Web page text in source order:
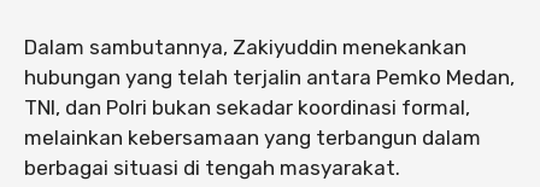
Dalam sambutannya, Zakiyuddin menekankan
hubungan yang telah terjalin antara Pemko Medan,
TNI, dan Polri bukan sekadar koordinasi formal,
melainkan kebersamaan yang terbangun dalam
berbagai situasi di tengah masyarakat.